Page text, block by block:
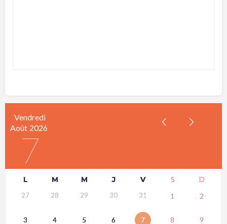
Vendredi
Août 2026
7
L M M J V S D
27 28 29 30 31 1 2
3 4 5 6 7 8 9